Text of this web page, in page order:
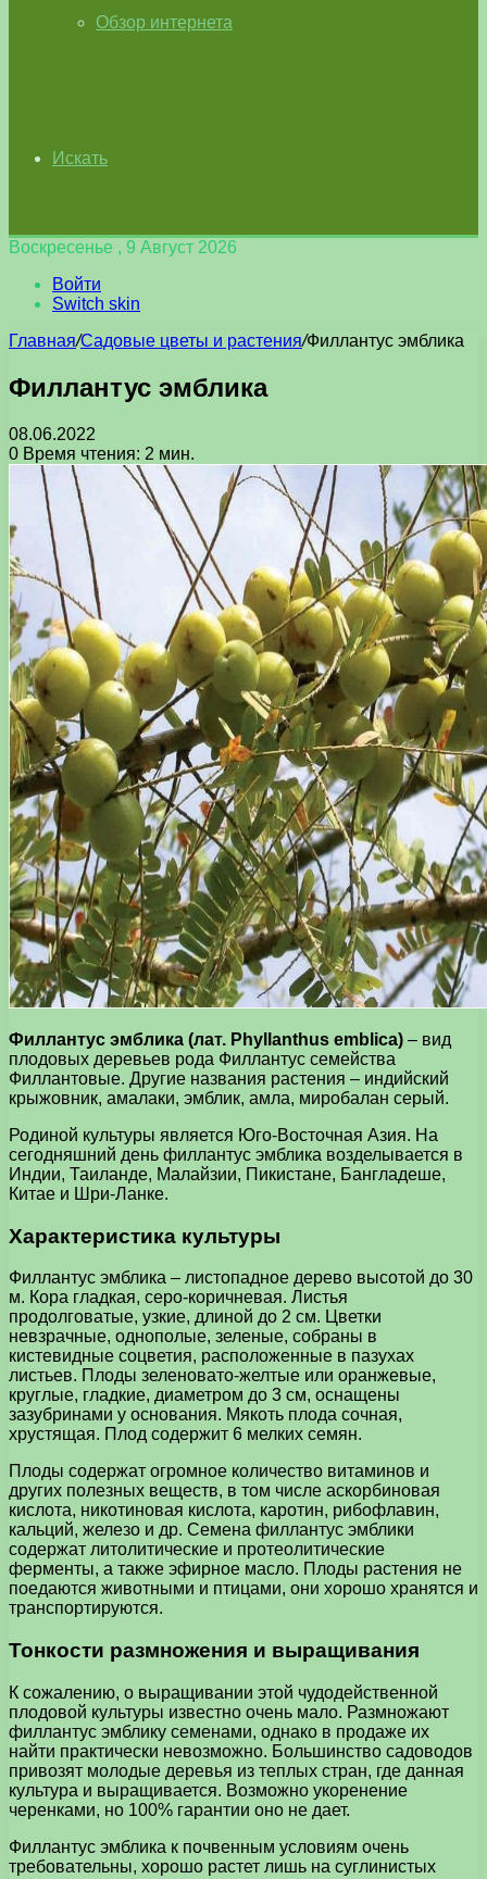
Обзор интернета
Искать
Воскресенье , 9 Август 2026
Войти
Switch skin
Главная/Садовые цветы и растения/Филлантус эмблика
Филлантус эмблика
08.06.2022
0 Время чтения: 2 мин.
Филлантус эмблика (лат. Phyllanthus emblica) – вид
плодовых деревьев рода Филлантус семейства
Филлантовые. Другие названия растения – индийский
крыжовник, амалаки, эмблик, амла, миробалан серый.
Родиной культуры является Юго-Восточная Азия. На
сегодняшний день филлантус эмблика возделывается в
Индии, Таиланде, Малайзии, Пикистане, Бангладеше,
Китае и Шри-Ланке.
Характеристика культуры
Филлантус эмблика – листопадное дерево высотой до 30
м. Кора гладкая, серо-коричневая. Листья
продолговатые, узкие, длиной до 2 см. Цветки
невзрачные, однополые, зеленые, собраны в
кистевидные соцветия, расположенные в пазухах
листьев. Плоды зеленовато-желтые или оранжевые,
круглые, гладкие, диаметром до 3 см, оснащены
зазубринами у основания. Мякоть плода сочная,
хрустящая. Плод содержит 6 мелких семян.
Плоды содержат огромное количество витаминов и
других полезных веществ, в том числе аскорбиновая
кислота, никотиновая кислота, каротин, рибофлавин,
кальций, железо и др. Семена филлантус эмблики
содержат литолитические и протеолитические
ферменты, а также эфирное масло. Плоды растения не
поедаются животными и птицами, они хорошо хранятся и
транспортируются.
Тонкости размножения и выращивания
К сожалению, о выращивании этой чудодейственной
плодовой культуры известно очень мало. Размножают
филлантус эмблику семенами, однако в продаже их
найти практически невозможно. Большинство садоводов
привозят молодые деревья из теплых стран, где данная
культура и выращивается. Возможно укоренение
черенками, но 100% гарантии оно не дает.
Филлантус эмблика к почвенным условиям очень
требовательны, хорошо растет лишь на суглинистых